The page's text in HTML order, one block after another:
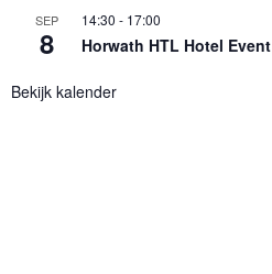
SEP
8
14:30 - 17:00
Horwath HTL Hotel Event
Bekijk kalender